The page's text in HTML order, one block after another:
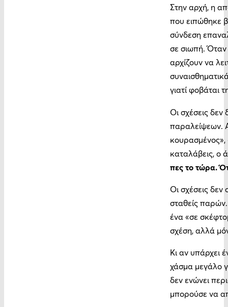
Στην αρχή, η
που ειπώθηκε
σύνδεση
σε σιωπή. Όταν
αρχίζουν να
γιατί φοβάται
Οι σχέσεις
παραλείψεων.
καταλάβεις, ο
πες το τώρα.
Οι σχέσεις
σταθείς
ένα «σε
σχέση, αλλά
Κι αν υπάρχει
χάσμα μεγάλο
δεν ενώνει
μπορούσε να